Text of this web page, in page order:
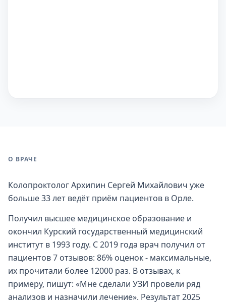
О ВРАЧЕ
Колопроктолог Архипин Сергей Михайлович уже
больше 33 лет ведёт приём пациентов в Орле.
Получил высшее медицинское образование и
окончил Курский государственный медицинский
институт в 1993 году. С 2019 года врач получил от
пациентов 7 отзывов: 86% оценок - максимальные,
их прочитали более 12000 раз. В отзывах, к
примеру, пишут: «Мне сделали УЗИ провели ряд
анализов и назначили лечение». Результат 2025